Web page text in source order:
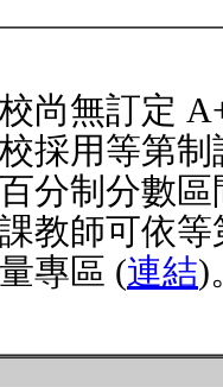
尚無訂定
採用等第
分制分數
教師可依
專區 (連結)